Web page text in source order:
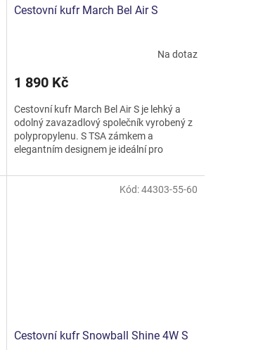
Cestovní kufr March Bel Air S
Na dotaz
1 890 Kč
Cestovní kufr March Bel Air S je lehký a
odolný zavazadlový společník vyrobený z
polypropylenu. S TSA zámkem a
elegantním designem je ideální pro
Cestovní kufr Snowball Shine 4W S
Kód:44303-55-60